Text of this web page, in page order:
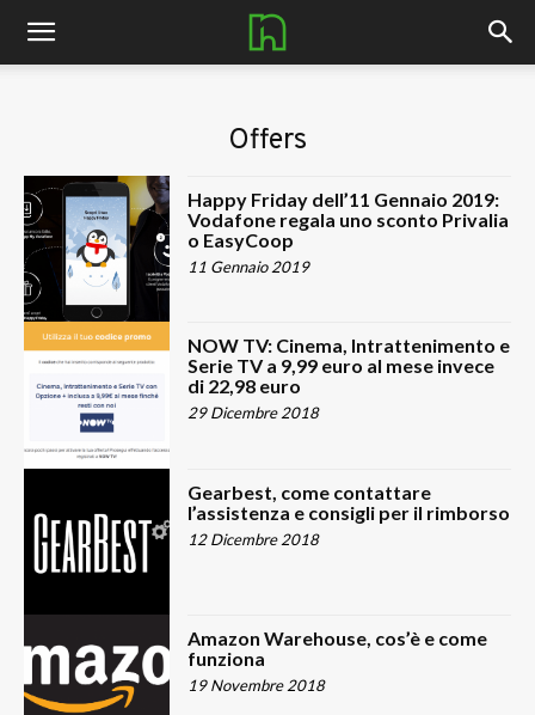
nerdhub.it
Offers
Happy Friday dell’11 Gennaio 2019:
Vodafone regala uno sconto Privalia
o EasyCoop
11 Gennaio 2019
NOW TV: Cinema, Intrattenimento e
Serie TV a 9,99 euro al mese invece
di 22,98 euro
29 Dicembre 2018
Gearbest, come contattare
l’assistenza e consigli per il rimborso
12 Dicembre 2018
Amazon Warehouse, cos’è e come
funziona
19 Novembre 2018